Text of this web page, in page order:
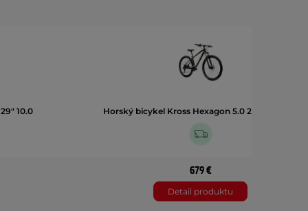
10.0 Horský bicykel Kross Hexagon 5.0 29" Gen 008
679 €
Detail produktu